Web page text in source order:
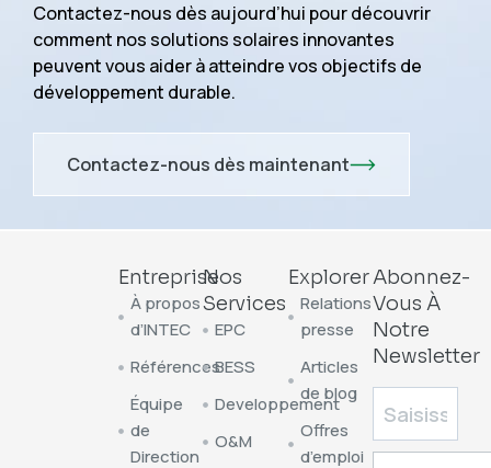
Contactez-nous dès aujourd’hui pour découvrir
comment nos solutions solaires innovantes
peuvent vous aider à atteindre vos objectifs de
développement durable.
Contactez-nous dès maintenant
Entreprise
À propos
d’INTEC
Références
Équipe
de
Direction
Nos
Services
EPC
BESS
Developpement
O&M
Explorer
Relations
presse
Articles
de blog
Offres
d’emploi
Abonnez-
Vous À
Notre
Newsletter